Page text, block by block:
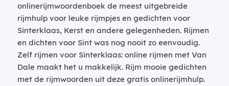
onlinerijmwoordenboek de meest uitgebreide
rijmhulp voor leuke rijmpjes en gedichten voor
Sinterklaas, Kerst en andere gelegenheden. Rijmen
en dichten voor Sint was nog nooit zo eenvoudig.
Zelf rijmen voor Sinterklaas: online rijmen met Van
Dale maakt het u makkelijk. Rijm mooie gedichten
met de rijmwoorden uit deze gratis onlinerijmhulp.